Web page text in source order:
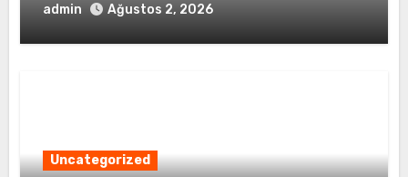
admin Ağustos 2, 2026
Uncategorized